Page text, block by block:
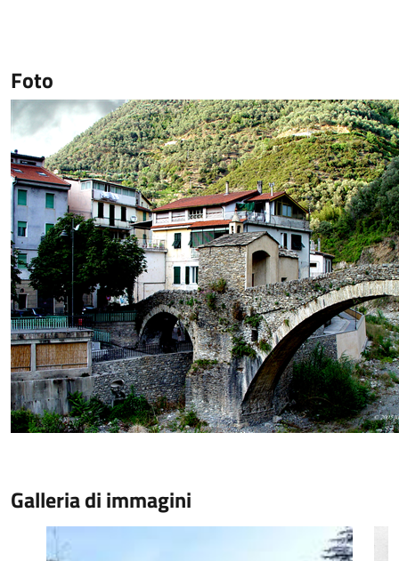
Foto
Galleria di immagini